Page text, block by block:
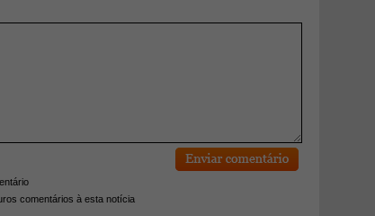
comentários à esta notícia